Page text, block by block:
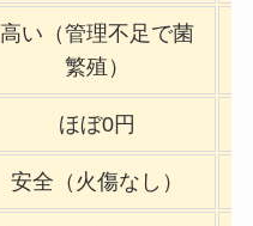
高い（管理不足で菌
繁殖）
ほぼ0円
安全（火傷なし）